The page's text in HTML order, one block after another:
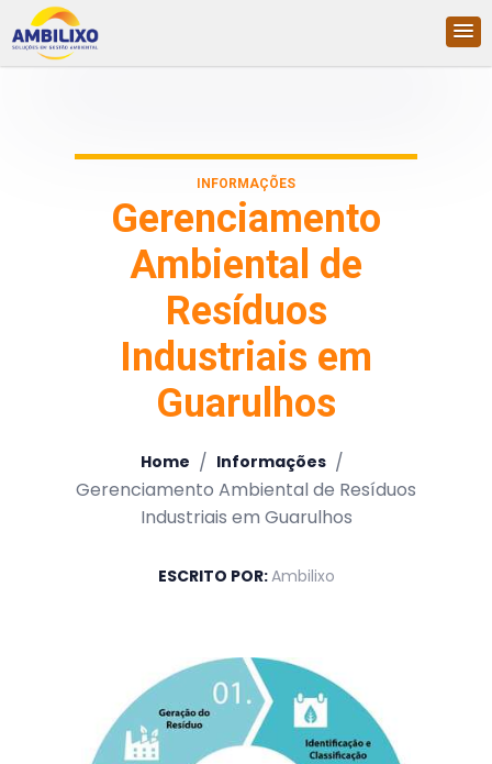
INFORMAÇÕES
Gerenciamento
Ambiental de
Resíduos
Industriais em
Guarulhos
Home / Informações /
Gerenciamento Ambiental de Resíduos
Industriais em Guarulhos
ESCRITO POR:Ambilixo